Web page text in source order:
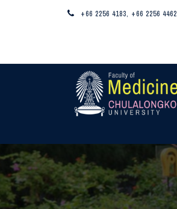
+66 2256 4183, +66 2256 4462